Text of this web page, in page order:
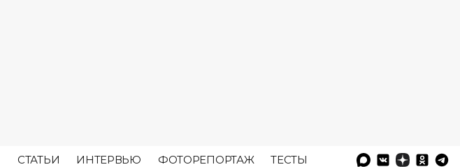
СТАТЬИ ИНТЕРВЬЮ ФОТОРЕПОРТАЖ ТЕСТЫ